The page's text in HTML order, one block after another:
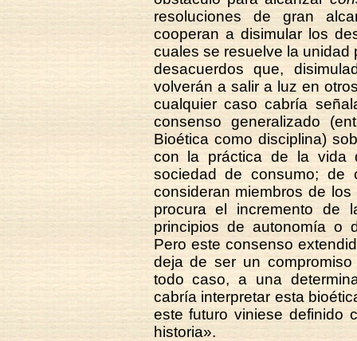
resoluciones de gran
cooperan a disimular los
cuales se resuelve la unidad
desacuerdos que,
volverán a salir a luz en
cualquier caso cabría
consenso generalizado
Bioética como disciplina)
con la práctica de la vida
sociedad de consumo;
consideran miembros de
procura el incremento
principios de autonomía o
Pero este consenso
deja de ser un
todo caso, a una
cabría interpretar esta
este futuro viniese definido
historia».